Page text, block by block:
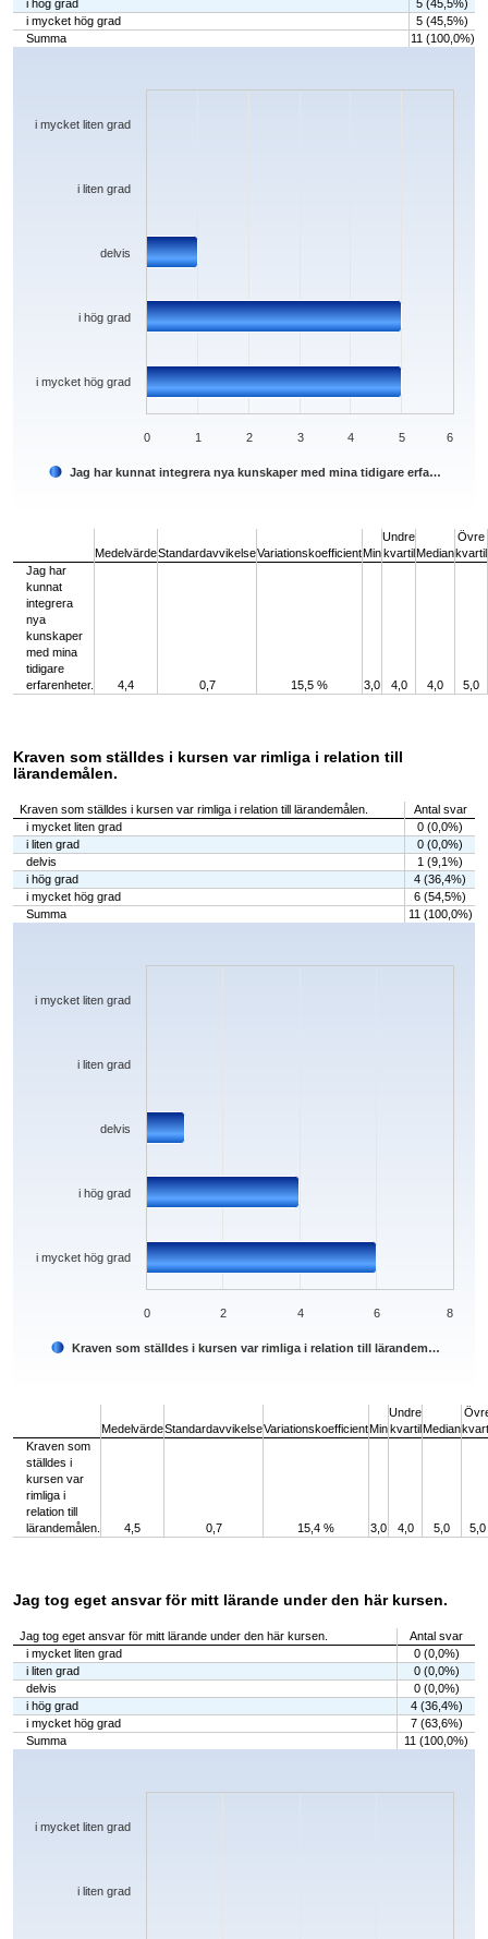
i hög grad
5 (45,5%)
i mycket hög grad
5 (45,5%)
Summa
11 (100,0%)
Chart
The chart has 1 X axis displaying categories.
Jag har kunnat integrera nya kunskaper med mina tidigare erfa…
i mycket hög grad
i hög grad
delvis
i liten grad
i mycket liten grad
0 1 2 3 4 5 6
MedelvärdeStandardavvikelseVariationskoefficientMin
Undre
kvartilMedian
Övre
kvartil
Jag har
kunnat
integrera
nya
kunskaper
med mina
tidigare
erfarenheter.
4,4 0,7 15,5 % 3,0 4,0 4,0 5,0
Kraven som ställdes i kursen var rimliga i relation till
lärandemålen.
Kraven som ställdes i kursen var rimliga i relation till lärandemålen.
Antal svar
i mycket liten grad
0 (0,0%)
i liten grad
0 (0,0%)
delvis
1 (9,1%)
i hög grad
4 (36,4%)
i mycket hög grad
6 (54,5%)
Summa
11 (100,0%)
Chart
The chart has 1 X axis displaying categories.
Kraven som ställdes i kursen var rimliga i relation till lärandem…
i mycket hög grad
i hög grad
delvis
i liten grad
i mycket liten grad
0 2 4 6 8
MedelvärdeStandardavvikelseVariationskoefficientMin
Undre
kvartilMedian
Kraven som
ställdes i
kursen var
rimliga i
relation till
lärandemålen.
4,5 0,7 15,4 % 3,0 4,0 5,0 5,0
Jag tog eget ansvar för mitt lärande under den här kursen.
Jag tog eget ansvar för mitt lärande under den här kursen.
Antal svar
i mycket liten grad
0 (0,0%)
i liten grad
0 (0,0%)
delvis
0 (0,0%)
i hög grad
4 (36,4%)
i mycket hög grad
7 (63,6%)
Summa
11 (100,0%)
Chart
The chart has 1 X axis displaying categories.
i liten grad
i mycket liten grad